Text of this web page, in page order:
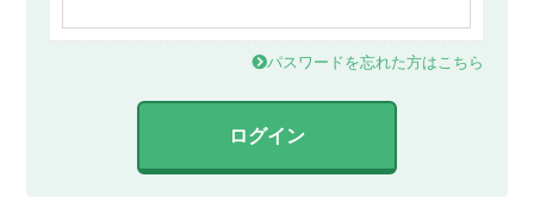
パスワードを忘れた方はこちら
ログイン